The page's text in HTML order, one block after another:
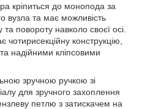
кріпиться до монопода за
вузла та має можливість
повороту навколо своєї осі.
чотирисекційну конструкцію,
надійними кліпсовими
зручною ручкою зі
для зручного захоплення
петлю з затискачем на